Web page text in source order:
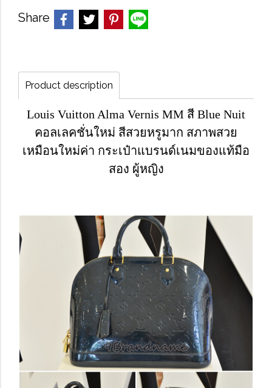
Share
Product description
Louis Vuitton Alma Vernis MM สี Blue Nuit
คอลเลคชั่นใหม่ สีสวยหรูมาก สภาพสวย
เหมือนใหม่ค่า กระเป๋าแบรนด์เนมของแท้มือ
สอง ผู้หญิง